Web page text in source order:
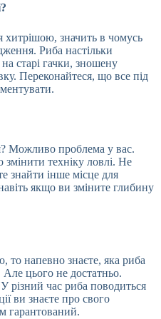
хитрішою, значить в чомусь
Риба настільки
старі гачки, зношену
Переконайтеся, що все під
Можливо проблема у вас.
техніку ловлі. Не
знайти інше місце для
якщо ви зміните глибину
то напевно знаєте, яка риба
Але цього не достатньо.
різний час риба поводиться
ви знаєте про свого
гарантований.